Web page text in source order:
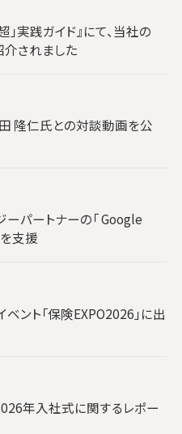
実践ガイド』にて、当社の
介されました
隆仁氏との対談動画を公
ーパートナーの「 Google
支援
ント「保険EXPO2026」に出
年入社式に関するレポー